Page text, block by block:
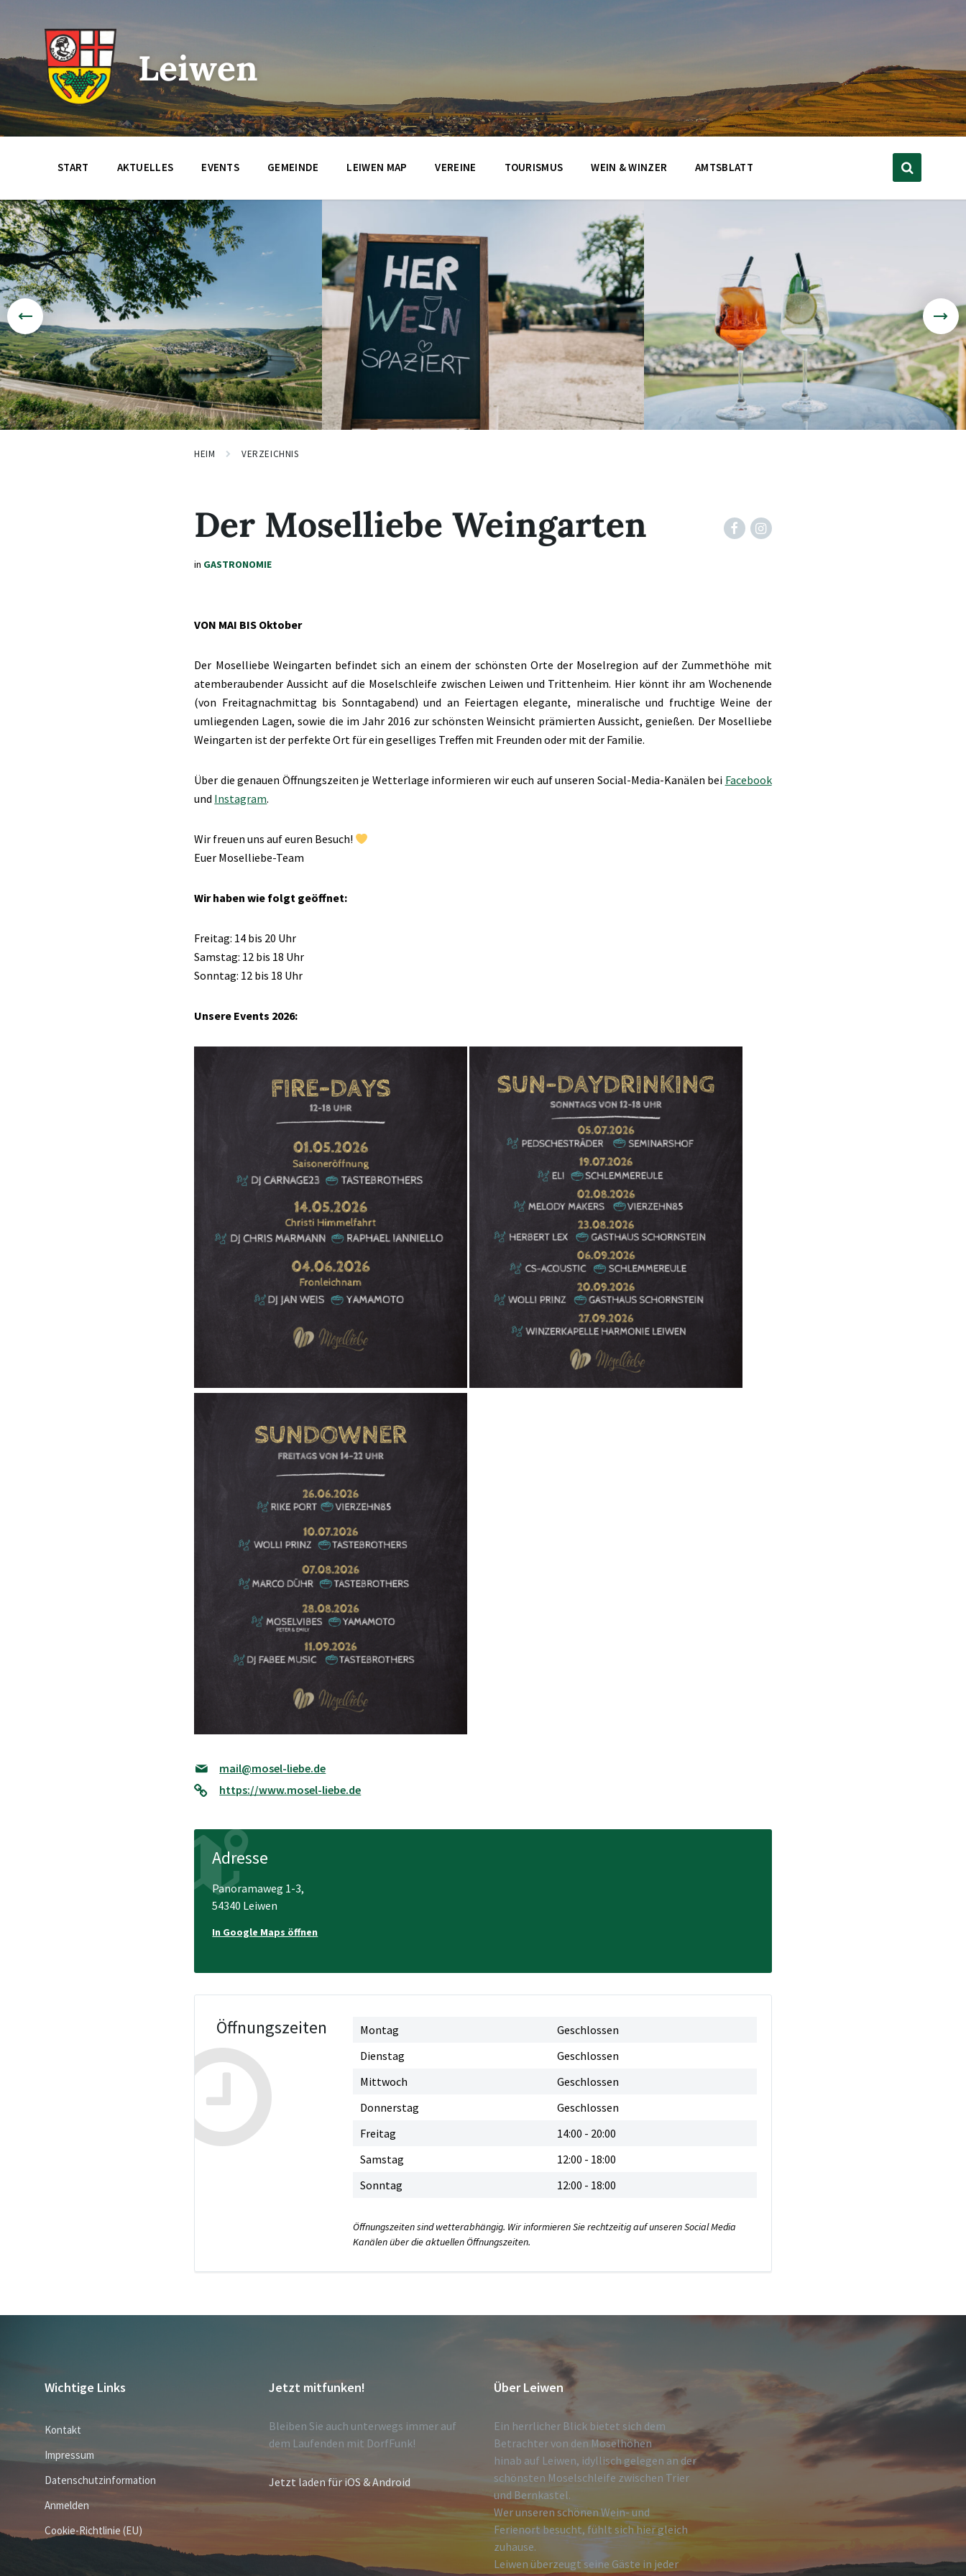
Leiwen
START AKTUELLES EVENTS GEMEINDE LEIWEN MAP VEREINE TOURISMUS WEIN & WINZER AMTSBLATT
HEIM VERZEICHNIS
Der Moselliebe Weingarten
in GASTRONOMIE
FacebookInstagram
VON MAI BIS Oktober
Der Moselliebe Weingarten befindet sich an einem der schönsten Orte der Moselregion auf der Zummethöhe mit
atembe­rau­bender Aussicht auf die Moselschleife zwischen Leiwen und Trittenheim. Hier könnt ihr am Wochenende
(von Freitag­nach­mittag bis Sonntagabend) und an Feiertagen elegante, minera­lische und fruchtige Weine der
umliegenden Lagen, sowie die im Jahr 2016 zur schönsten Weinsicht prämierten Aussicht, genießen. Der Moselliebe
Weingarten ist der perfekte Ort für ein geselliges Treffen mit Freunden oder mit der Familie.
Über die genauen Öffnungs­zeiten je Wetterlage informieren wir euch auf unseren Social-Media-Kanälen bei Facebook
und Instagram.
Wir freuen uns auf euren Besuch!
Euer Moselliebe-Team
Wir haben wie folgt geöffnet:
Freitag: 14 bis 20 Uhr
Samstag: 12 bis 18 Uhr
Sonntag: 12 bis 18 Uhr
Unsere Events 2026:
mail@mosel-liebe.de
https://www.mosel-liebe.de
Adresse
Panoramaweg 1-3,
54340 Leiwen
In Google Maps öffnen
Öffnungszeiten Montag
Geschlossen
Dienstag
Geschlossen
Mittwoch
Geschlossen
Donnerstag
Geschlossen
Freitag
14:00 - 20:00
Samstag
12:00 - 18:00
Sonntag
12:00 - 18:00
Öffnungszeiten sind wetterabhängig. Wir informieren Sie rechtzeitig auf unseren Social Media
Kanälen über die aktuellen Öffnungszeiten.
Wichtige Links
Kontakt
Impressum
Datenschutzinformation
Anmelden
Cookie-Richtlinie (EU)
Jetzt mitfunken!
Bleiben Sie auch unterwegs immer auf
dem Laufenden mit DorfFunk!
Jetzt laden für iOS & Android
Über Leiwen
Ein herrlicher Blick bietet sich dem
Betrachter von den Moselhöhen
hinab auf Leiwen, idyllisch gelegen an der
schönsten Moselschleife zwischen Trier
und Bernkastel.
Wer unseren schönen Wein- und
Ferienort besucht, fühlt sich hier gleich
zuhause.
Leiwen überzeugt seine Gäste in jeder